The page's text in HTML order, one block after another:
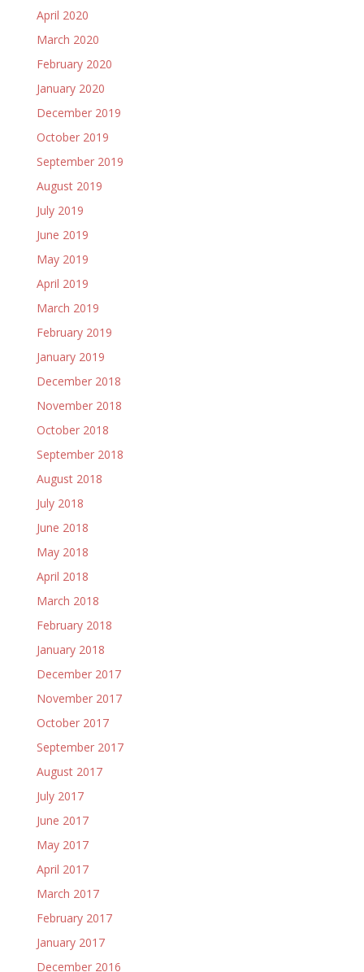
April 2020
March 2020
February 2020
January 2020
December 2019
October 2019
September 2019
August 2019
July 2019
June 2019
May 2019
April 2019
March 2019
February 2019
January 2019
December 2018
November 2018
October 2018
September 2018
August 2018
July 2018
June 2018
May 2018
April 2018
March 2018
February 2018
January 2018
December 2017
November 2017
October 2017
September 2017
August 2017
July 2017
June 2017
May 2017
April 2017
March 2017
February 2017
January 2017
December 2016